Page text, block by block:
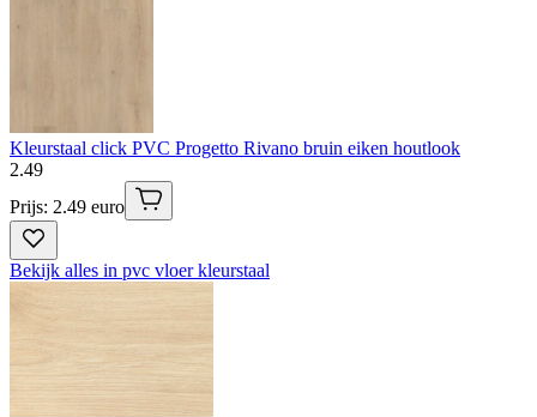
Kleurstaal click PVC Progetto Rivano bruin eiken houtlook
2.49
Prijs: 2.49 euro
Bekijk alles in pvc vloer kleurstaal